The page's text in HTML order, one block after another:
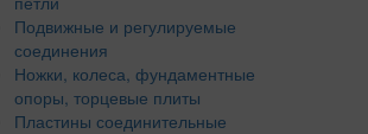
Подвижные и регулируемые
соединения
Ножки, колеса, фундаментные
опоры, торцевые плиты
Пластины соединительные